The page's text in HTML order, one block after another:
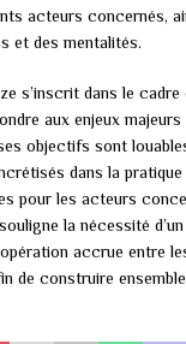
acteurs concernés,
et des mentalités.
s’inscrit dans le cadre
aux enjeux majeurs
objectifs sont
dans la pratique
pour les acteurs
la nécessité
accrue entre
de construire